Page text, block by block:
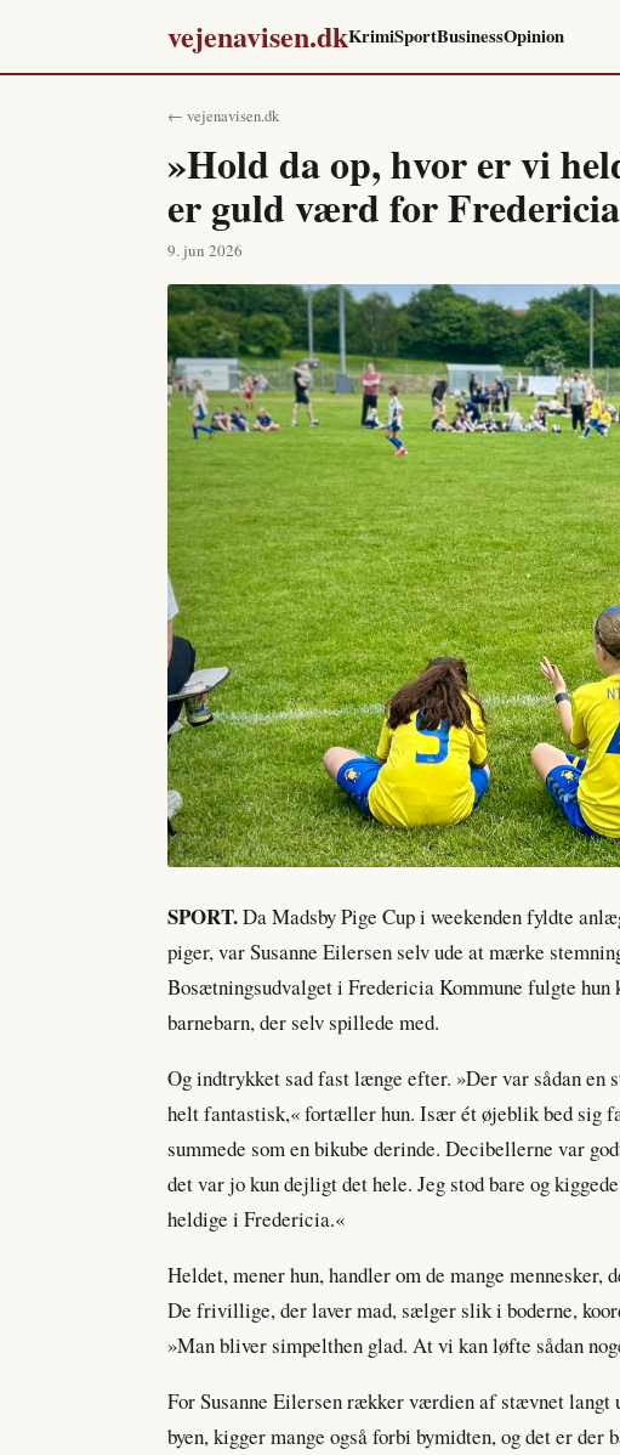
vejenavisen.dkKrimiSportBusinessOpinion
← vejenavisen.dk
»Hold da op, hvor er vi
er guld værd for Fredericia
9. jun 2026
SPORT.Da Madsby Pige Cup i weekenden fyldte
piger, var Susanne Eilersen selv ude at mærke
Bosætningsudvalget i Fredericia Kommune fulgte
barnebarn, der selv spillede med.
Og indtrykket sad fast længe efter. »Der var sådan en
helt fantastisk,« fortæller hun. Især ét øjeblik bed sig
summede som en bikube derinde. Decibellerne var
det var jo kun dejligt det hele. Jeg stod bare og
heldige i Fredericia.«
Heldet, mener hun, handler om de mange
De frivillige, der laver mad, sælger slik i boderne,
»Man bliver simpelthen glad. At vi kan løfte sådan
For Susanne Eilersen rækker værdien af stævnet langt
byen, kigger mange også forbi bymidten, og det er der